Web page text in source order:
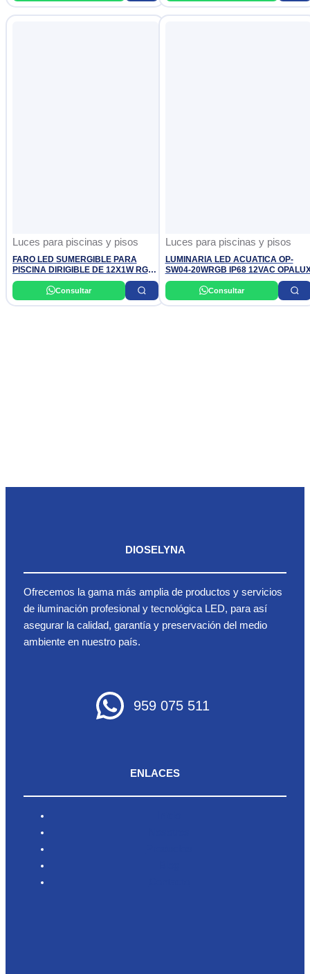
Luces para piscinas y pisos
FARO LED SUMERGIBLE PARA
PISCINA DIRIGIBLE DE 12X1W RGB
(COLORES) SMD IP68 12V OSLER
Consultar
Luces para piscinas y pisos
LUMINARIA LED ACUATICA OP-
SW04-20WRGB IP68 12VAC
Consultar
DIOSELYNA
Ofrecemos la gama más amplia de productos y servicios
de iluminación profesional y tecnológica LED, para así
asegurar la calidad, garantía y preservación del medio
ambiente en nuestro país.
959 075 511
ENLACES